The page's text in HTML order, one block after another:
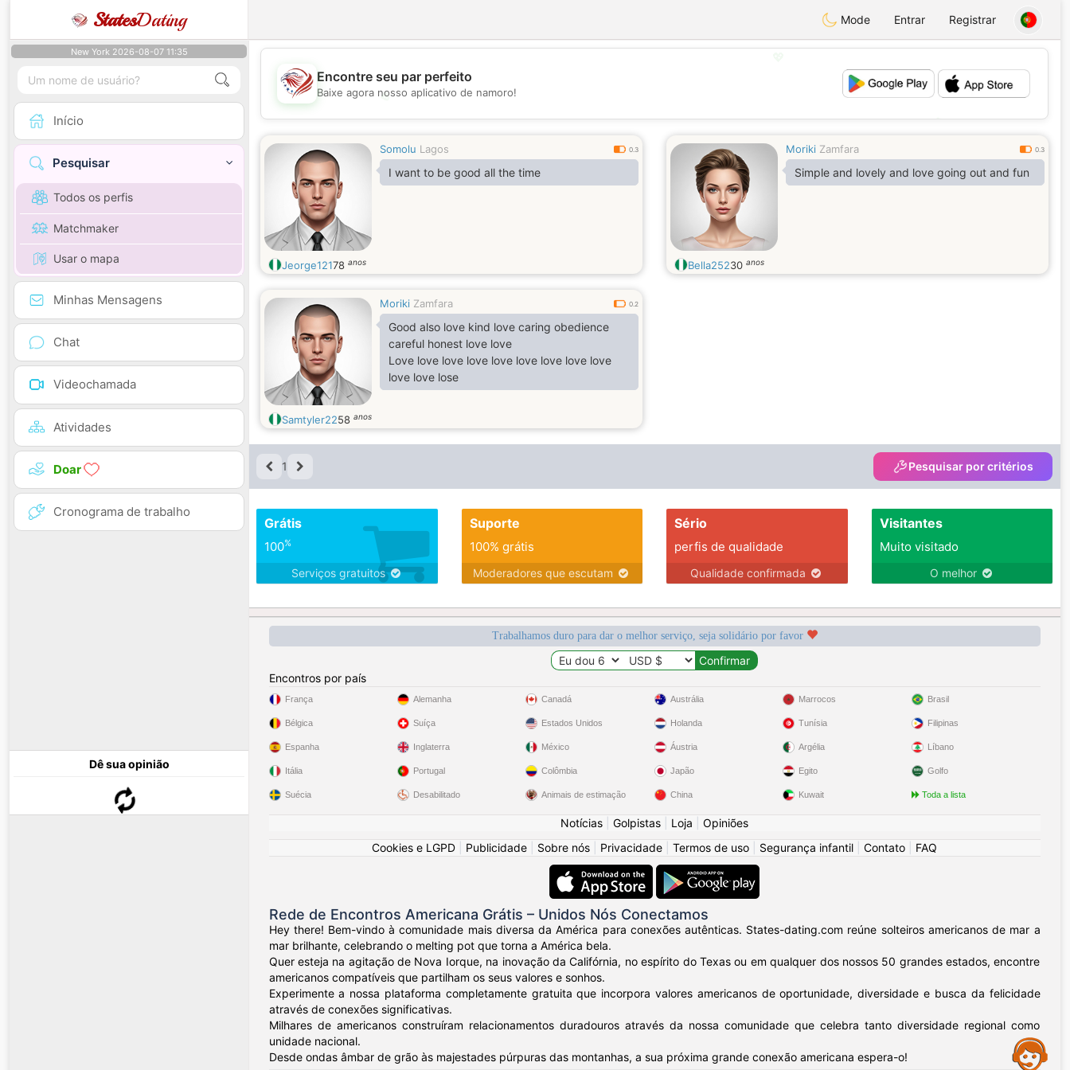
StatesDating Mode Entrar Registrar
New York 2026-08-07 11:35
Início
Pesquisar
Todos os perfis
Matchmaker
Usar o mapa
Minhas Mensagens
Chat
Videochamada
Atividades
Doar
Cronograma de trabalho
Dê sua opinião
💖
💕
Encontre seu par perfeito
Baixe agora nosso aplicativo de namoro!
Somolu Lagos 0.3
I want to be good all the time
Jeorge12178 anos
Moriki Zamfara 0.3
Simple and lovely and love going out and fun
Bella25230 anos
Moriki Zamfara 0.2
Good also love kind love caring obedience
careful honest love love
Love love love love love love love love love
love love lose
Samtyler2258 anos
1 Pesquisar por critérios
Grátis
100%
Serviços gratuitos
Suporte
100% grátis
Moderadores que escutam
Sério
perfis de qualidade
Qualidade confirmada
Visitantes
Muito visitado
O melhor
Trabalhamos duro para dar o melhor serviço, seja solidário por favor
Encontros por país
França
Bélgica
Espanha
Itália
Suécia
Alemanha
Suíça
Inglaterra
Portugal
Desabilitado
Canadá
Estados Unidos
México
Colômbia
Animais de estimação
Austrália
Holanda
Áustria
Japão
China
Marrocos
Tunísia
Argélia
Egito
Kuwait
Brasil
Filipinas
Líbano
Golfo
Toda a lista
Notícias Golpistas Loja
Opiniões
Cookies e LGPD
Publicidade Sobre nós Privacidade Termos de uso Segurança infantil Contato FAQ
Rede de Encontros Americana Grátis – Unidos Nós Conectamos
Hey there! Bem-vindo à comunidade mais diversa da América para conexões autênticas. States-dating.com reúne solteiros americanos de mar a
mar brilhante, celebrando o melting pot que torna a América bela.
Quer esteja na agitação de Nova Iorque, na inovação da Califórnia, no espírito do Texas ou em qualquer dos nossos 50 grandes estados, encontre
americanos compatíveis que partilham os seus valores e sonhos.
Experimente a nossa plataforma completamente gratuita que incorpora valores americanos de oportunidade, diversidade e busca da felicidade
através de conexões significativas.
Milhares de americanos construíram relacionamentos duradouros através da nossa comunidade que celebra tanto diversidade regional como
unidade nacional.
Desde ondas âmbar de grão às majestades púrpuras das montanhas, a sua próxima grande conexão americana espera-o!